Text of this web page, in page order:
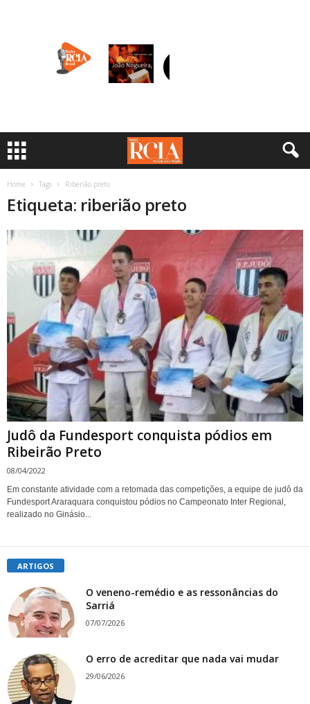
Home Tags Riberião preto
Etiqueta: riberião preto
Judô da Fundesport conquista pódios em
Ribeirão Preto
08/04/2022
Em constante atividade com a retomada das competições, a equipe de judô da
Fundesport Araraquara conquistou pódios no Campeonato Inter Regional,
realizado no Ginásio...
ARTIGOS
O veneno-remédio e as ressonâncias do
Sarriá
07/07/2026
O erro de acreditar que nada vai mudar
29/06/2026